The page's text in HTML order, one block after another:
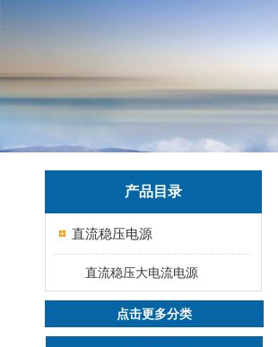
产品目录
直流稳压电源
直流稳压大电流电源
点击更多分类